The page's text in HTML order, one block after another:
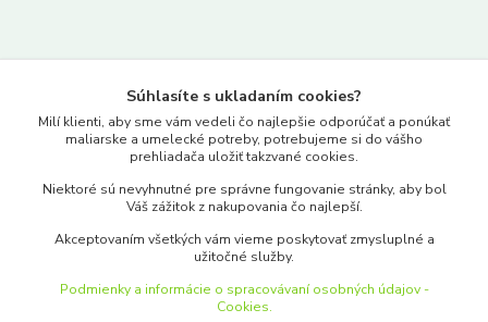
www.merkantil.sk
Pondelok-Piatok: 9.00-17.00hod.
objednavky@merkantil-obchod.sk
Súhlasíte s ukladaním cookies?
Milí klienti, aby sme vám vedeli čo najlepšie odporúčať a ponúkať
maliarske a umelecké potreby, potrebujeme si do vášho
prehliadača uložiť takzvané cookies.
Niektoré sú nevyhnutné pre správne fungovanie stránky, aby bol
Váš zážitok z nakupovania čo najlepší.
Akceptovaním všetkých vám vieme poskytovať zmysluplné a
užitočné služby.
Podmienky a informácie o spracovávaní osobných údajov -
Cookies.